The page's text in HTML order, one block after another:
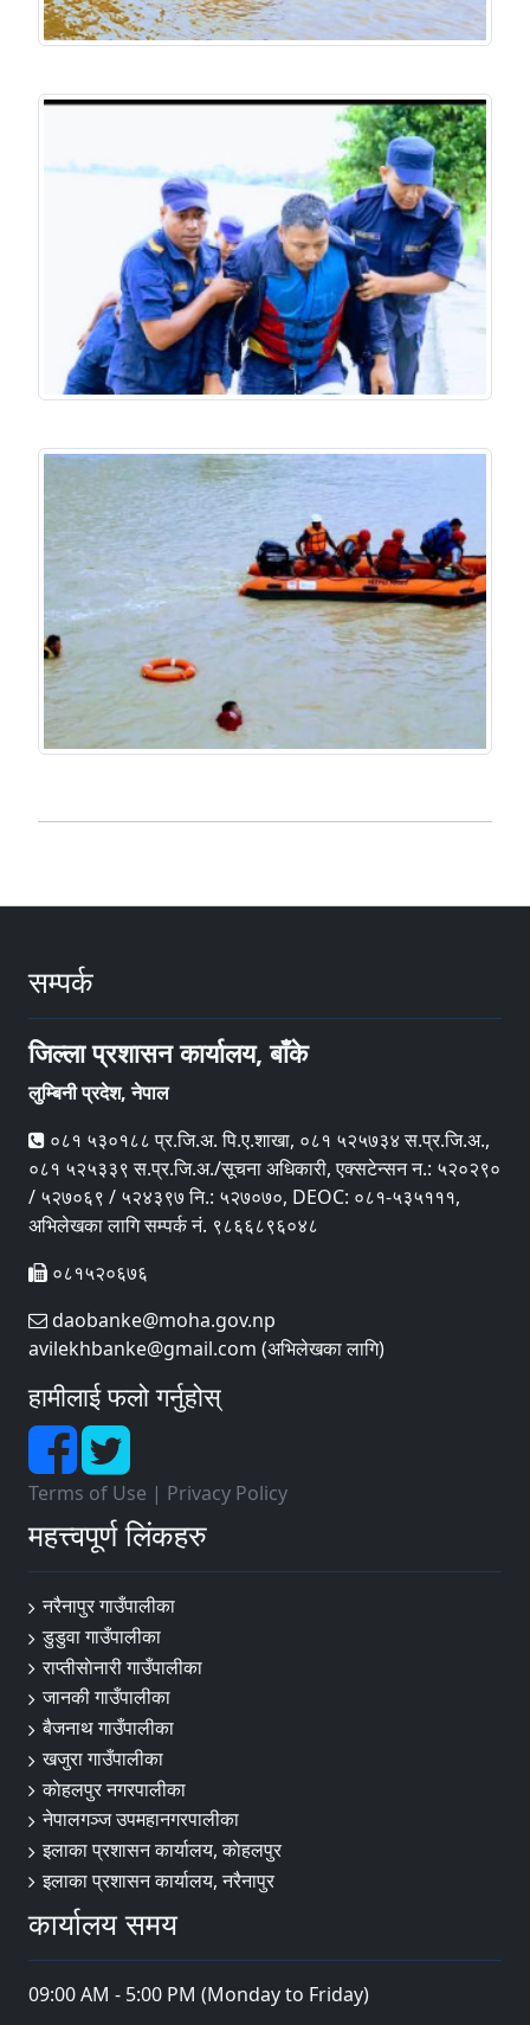
सम्पर्क
जिल्ला प्रशासन कार्यालय, बाँके
लुम्बिनी प्रदेश, नेपाल
०८१ ५३०१८८ प्र.जि.अ. पि‍.ए.शाखा, ०८१ ५२५७३४ स.प्र.जि.अ.,
०८१ ५२५३३९ स.प्र.जि.अ./सूचना अधिकारी, एक्सटेन्सन न.: ५२०२९०
/ ५२७०६९ / ५२४३९७ नि.: ५२७०७०, DEOC: ०८१-५३५१११,
अभिलेखका लागि सम्पर्क नं. ९८६६८९६०४८
०८१५२०६७६
daobanke@moha.gov.np
avilekhbanke@gmail.com (अभिलेखका लागि)
हामीलाई फलो गर्नुहोस्
Terms of Use | Privacy Policy
महत्त्वपूर्ण लिंकहरु
नरैनापुर गाउँपालीका
डुडुवा गाउँपालीका
राप्तीसाेनारी गाउँपालीका
जानकी गाउँपालीका
बैजनाथ गाउँपालीका
खजुरा गाउँपालीका
काेहलपुर नगरपालीका
नेपालगञ्ज उपमहानगरपालीका
इलाका प्रशासन कार्यालय, काेहलपुर
इलाका प्रशासन कार्यालय, नरैनापुर
कार्यालय समय
09:00 AM - 5:00 PM (Monday to Friday)